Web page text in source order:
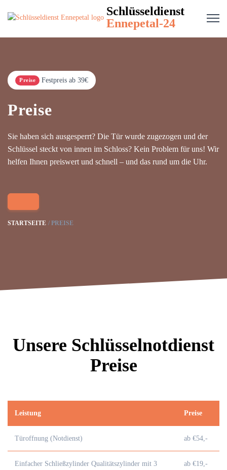
Schlüsseldienst
Ennepetal-24
Preise Festpreis ab 39€
Preise
Sie haben sich ausgesperrt? Die Tür wurde zugezogen und der
Schlüssel steckt von innen im Schloss? Kein Problem für uns! Wir
helfen Ihnen preiswert und schnell – und das rund um die Uhr.
STARTSEITE PREISE
Unsere Schlüsselnotdienst
Preise
Leistung Preise
Türoffnung (Notdienst) ab €54,-
Einfacher Schließzylinder Qualitätszylinder mit 3
ab €19,-